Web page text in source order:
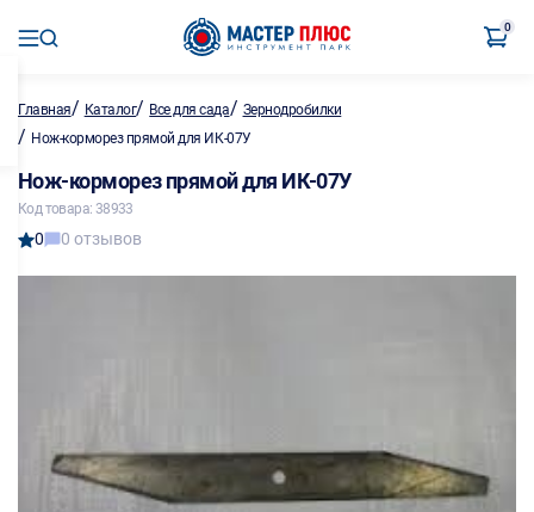
0
Главная/ Каталог/ Все для сада/ Зернодробилки
/ Нож-корморез прямой для ИК-07У
Нож-корморез прямой для ИК-07У
Код товара: 38933
0 0 отзывов